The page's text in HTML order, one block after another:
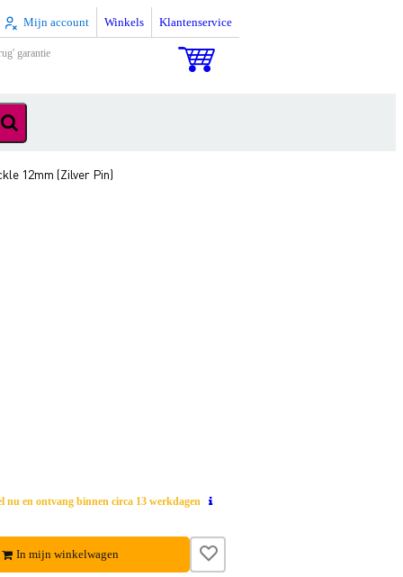
Mijn account Winkels Klantenservice
garantie
12mm (Zilver Pin)
nu en ontvang binnen circa 13 werkdagen
In mijn winkelwagen